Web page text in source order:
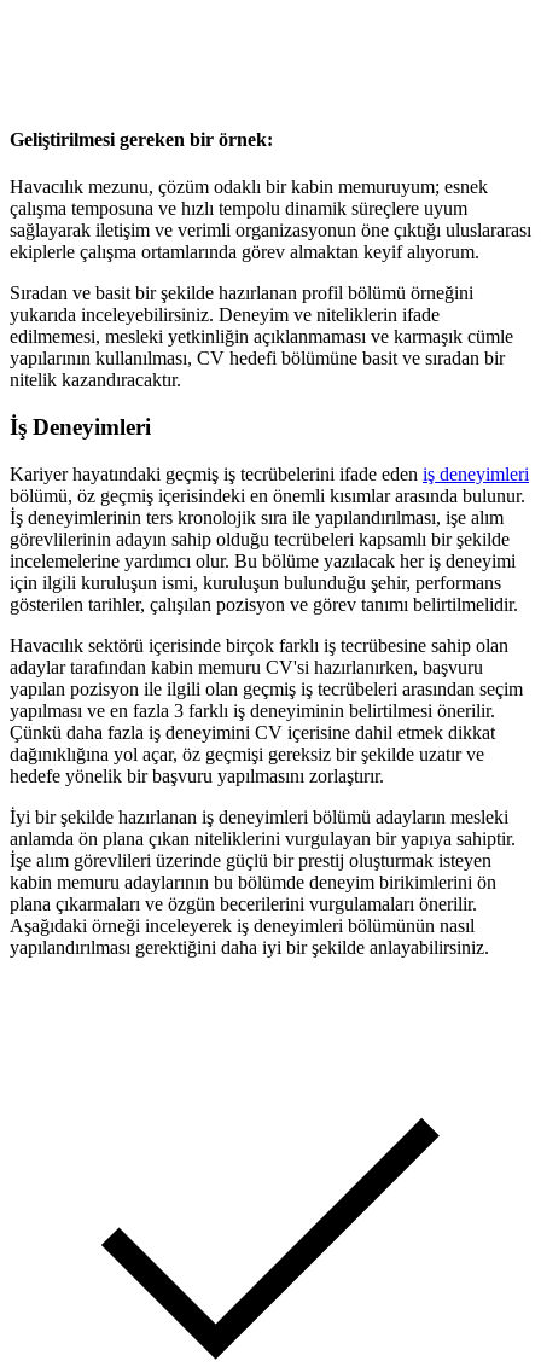
Geliştirilmesi gereken bir örnek:
Havacılık mezunu, çözüm odaklı bir kabin memuruyum; esnek
çalışma temposuna ve hızlı tempolu dinamik süreçlere uyum
sağlayarak iletişim ve verimli organizasyonun öne çıktığı uluslararası
ekiplerle çalışma ortamlarında görev almaktan keyif alıyorum.
Sıradan ve basit bir şekilde hazırlanan profil bölümü örneğini
yukarıda inceleyebilirsiniz. Deneyim ve niteliklerin ifade
edilmemesi, mesleki yetkinliğin açıklanmaması ve karmaşık cümle
yapılarının kullanılması, CV hedefi bölümüne basit ve sıradan bir
nitelik kazandıracaktır.
İş Deneyimleri
Kariyer hayatındaki geçmiş iş tecrübelerini ifade eden iş deneyimleri
bölümü, öz geçmiş içerisindeki en önemli kısımlar arasında bulunur.
İş deneyimlerinin ters kronolojik sıra ile yapılandırılması, işe alım
görevlilerinin adayın sahip olduğu tecrübeleri kapsamlı bir şekilde
incelemelerine yardımcı olur. Bu bölüme yazılacak her iş deneyimi
için ilgili kuruluşun ismi, kuruluşun bulunduğu şehir, performans
gösterilen tarihler, çalışılan pozisyon ve görev tanımı belirtilmelidir.
Havacılık sektörü içerisinde birçok farklı iş tecrübesine sahip olan
adaylar tarafından kabin memuru CV'si hazırlanırken, başvuru
yapılan pozisyon ile ilgili olan geçmiş iş tecrübeleri arasından seçim
yapılması ve en fazla 3 farklı iş deneyiminin belirtilmesi önerilir.
Çünkü daha fazla iş deneyimini CV içerisine dahil etmek dikkat
dağınıklığına yol açar, öz geçmişi gereksiz bir şekilde uzatır ve
hedefe yönelik bir başvuru yapılmasını zorlaştırır.
İyi bir şekilde hazırlanan iş deneyimleri bölümü adayların mesleki
anlamda ön plana çıkan niteliklerini vurgulayan bir yapıya sahiptir.
İşe alım görevlileri üzerinde güçlü bir prestij oluşturmak isteyen
kabin memuru adaylarının bu bölümde deneyim birikimlerini ön
plana çıkarmaları ve özgün becerilerini vurgulamaları önerilir.
Aşağıdaki örneği inceleyerek iş deneyimleri bölümünün nasıl
yapılandırılması gerektiğini daha iyi bir şekilde anlayabilirsiniz.